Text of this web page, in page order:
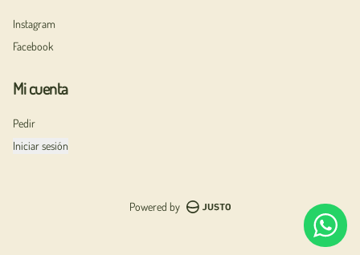
Instagram
Facebook
Mi cuenta
Pedir
Iniciar sesión
Powered by